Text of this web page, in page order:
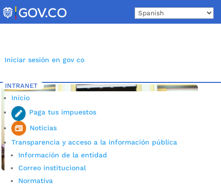
to
content
Iniciar sesión en gov co
INTRANET
Inicio
Paga tus impuestos
Noticias
Transparencia y acceso a la información pública
Información de la entidad
Correo institucional
Normativa
Inicio 5 Etiqueta: Cárcel Modelo